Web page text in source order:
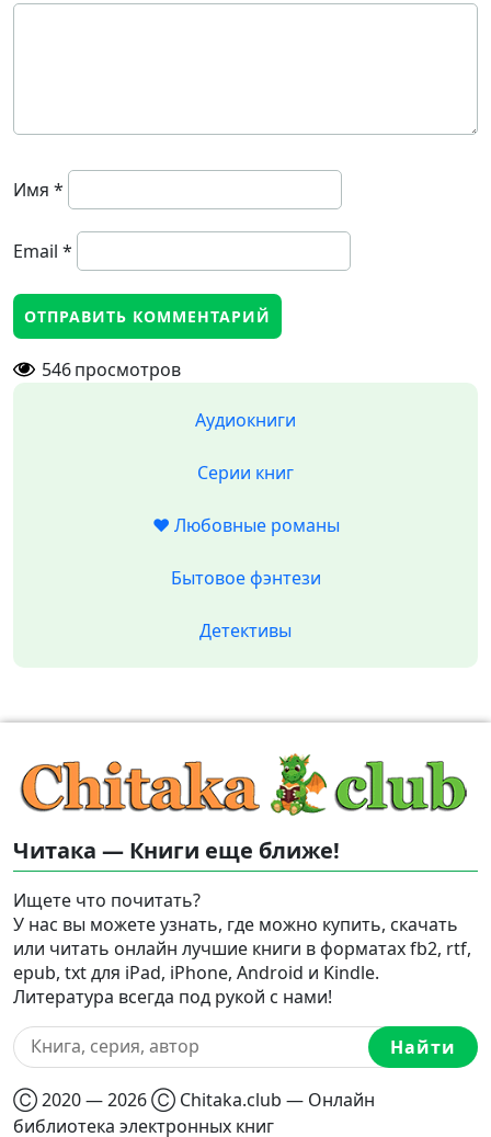
Имя *
Email *
546просмотров
Аудиокниги
Серии книг
❤️ Любовные романы
Бытовое фэнтези
Детективы
Читака — Книги еще ближе!
Ищете что почитать?
У нас вы можете узнать, где можно купить, скачать
или читать онлайн лучшие книги в форматах fb2, rtf,
epub, txt для iPad, iPhone, Android и Kindle.
Литература всегда под рукой с нами!
Найти
Ⓒ 2020 — 2026 Ⓒ Chitaka.club — Онлайн
библиотека электронных книг